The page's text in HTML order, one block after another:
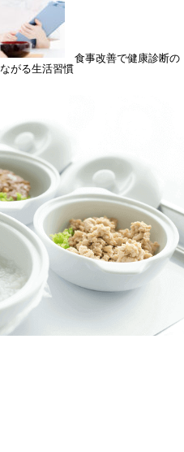
食事改善で健康診断の
がる生活習慣